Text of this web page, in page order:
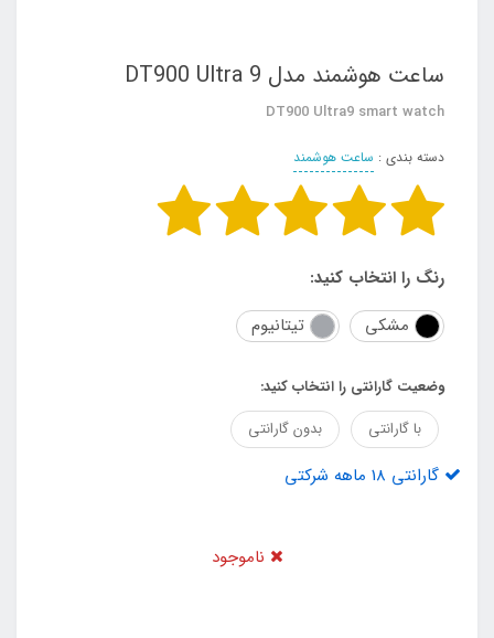
ساعت هوشمند مدل DT900 Ultra 9
DT900 Ultra9 smart watch
دسته بندی : ساعت هوشمند
رنگ را انتخاب کنید:
مشکی
تیتانیوم
وضعیت گارانتی را انتخاب کنید:
با گارانتی
بدون گارانتی
گارانتی 18 ماهه شرکتی
ناموجود